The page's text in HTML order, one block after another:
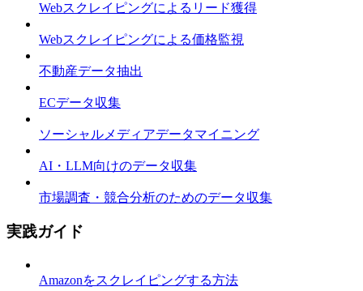
Webスクレイピングによるリード獲得
Webスクレイピングによる価格監視
不動産データ抽出
ECデータ収集
ソーシャルメディアデータマイニング
AI・LLM向けのデータ収集
市場調査・競合分析のためのデータ収集
実践ガイド
Amazonをスクレイピングする方法